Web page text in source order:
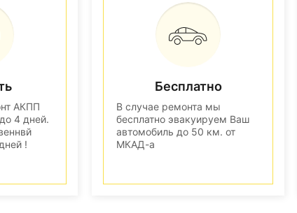
АКПП
4 дней.
!
Бесплатно
В случае ремонта мы
бесплатно эвакуируем Ваш
автомобиль до 50 км. от
МКАД-а